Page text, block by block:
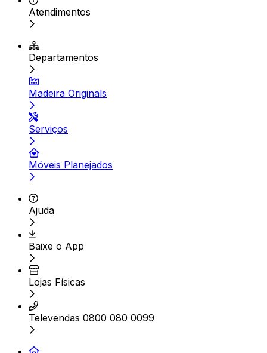
Atendimentos
Departamentos
Madeira Originals
Serviços
Móveis Planejados
Ajuda
Baixe o App
Lojas Físicas
Televendas 0800 080 0099